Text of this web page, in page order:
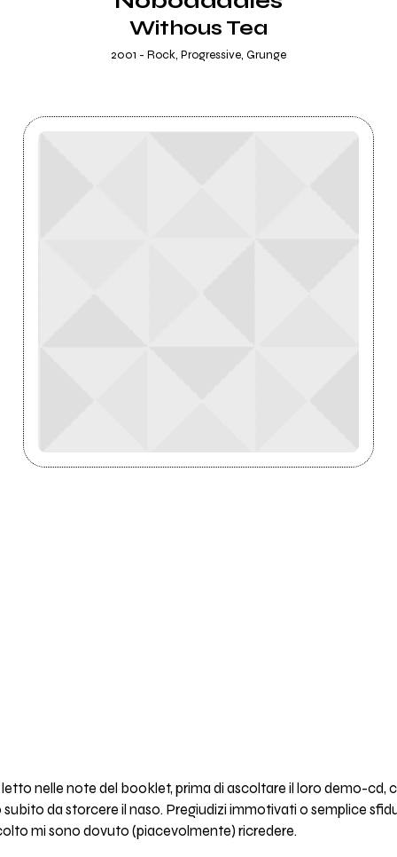
Withous Tea
2001 - Rock, Progressive, Grunge
nelle note del booklet, prima di ascoltare il loro demo-cd,
da storcere il naso. Pregiudizi immotivati o semplice
mi sono dovuto (piacevolmente) ricredere.